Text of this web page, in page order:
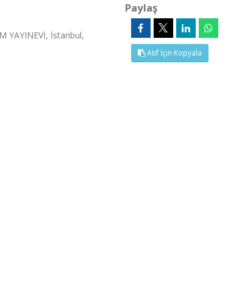
YAYINEVİ, İstanbul,
Paylaş
Atıf İçin Kopyala